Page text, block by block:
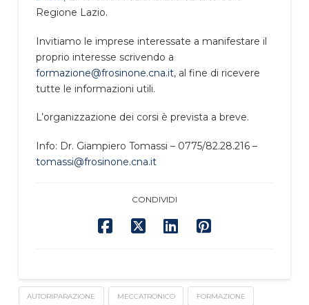
Regione Lazio.
Invitiamo le imprese interessate a manifestare il
proprio interesse scrivendo a
formazione@frosinone.cna.it, al fine di ricevere
tutte le informazioni utili.
L’organizzazione dei corsi è prevista a breve.
Info: Dr. Giampiero Tomassi – 0775/82.28.216 –
tomassi@frosinone.cna.it
CONDIVIDI
AUTORIPARAZIONE MECCATRONICO FORMAZIONE